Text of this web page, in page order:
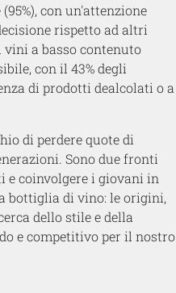
con un'attenzione
rispetto ad altri
a basso contenuto
con il 43% degli
di prodotti dealcolati o a
di perdere quote di
Sono due fronti
e coinvolgere i giovani in
bottiglia di vino: le origini,
dello stile e della
e competitivo per il nostro